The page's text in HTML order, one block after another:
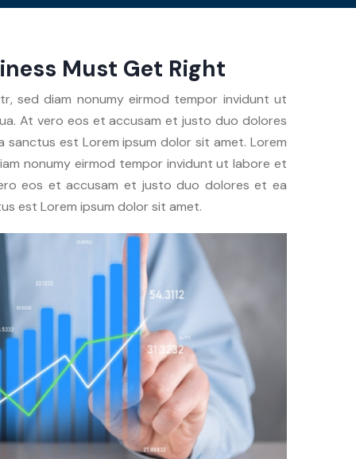
Must Get Right
sed diam nonumy eirmod tempor invidunt ut
At vero eos et accusam et justo duo dolores
est Lorem ipsum dolor sit amet. Lorem
nonumy eirmod tempor invidunt ut labore et
eos et accusam et justo duo dolores et ea
est Lorem ipsum dolor sit amet.